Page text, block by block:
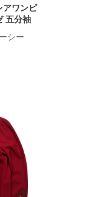
アワンピ
五分袖
シー